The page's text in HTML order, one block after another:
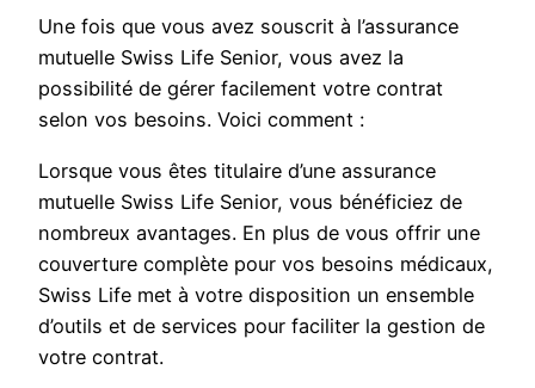
Une fois que vous avez souscrit à l’assurance
mutuelle Swiss Life Senior, vous avez la
possibilité de gérer facilement votre contrat
selon vos besoins. Voici comment :
Lorsque vous êtes titulaire d’une assurance
mutuelle Swiss Life Senior, vous bénéficiez de
nombreux avantages. En plus de vous offrir une
couverture complète pour vos besoins médicaux,
Swiss Life met à votre disposition un ensemble
d’outils et de services pour faciliter la gestion de
votre contrat.